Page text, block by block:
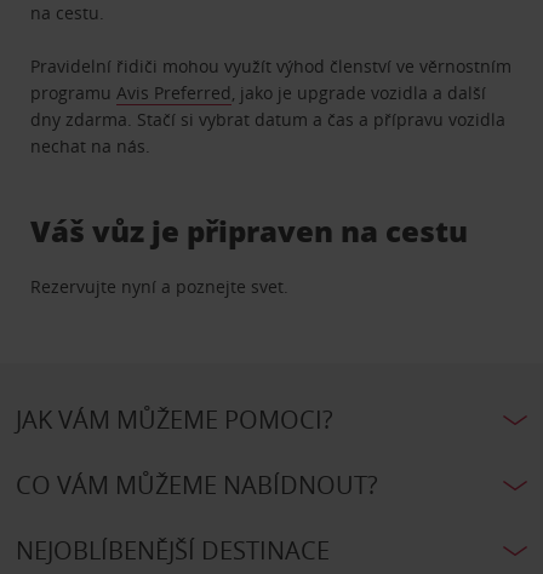
na cestu.
Pravidelní řidiči mohou využít výhod členství ve věrnostním
programuAvis Preferred, jako je upgrade vozidla a další
dny zdarma. Stačí si vybrat datum a čas a přípravu vozidla
nechat na nás.
Váš vůz je připraven na cestu
Rezervujte nyní a poznejte svet.
JAK VÁM MŮŽEME POMOCI?
CO VÁM MŮŽEME NABÍDNOUT?
NEJOBLÍBENĚJŠÍ DESTINACE